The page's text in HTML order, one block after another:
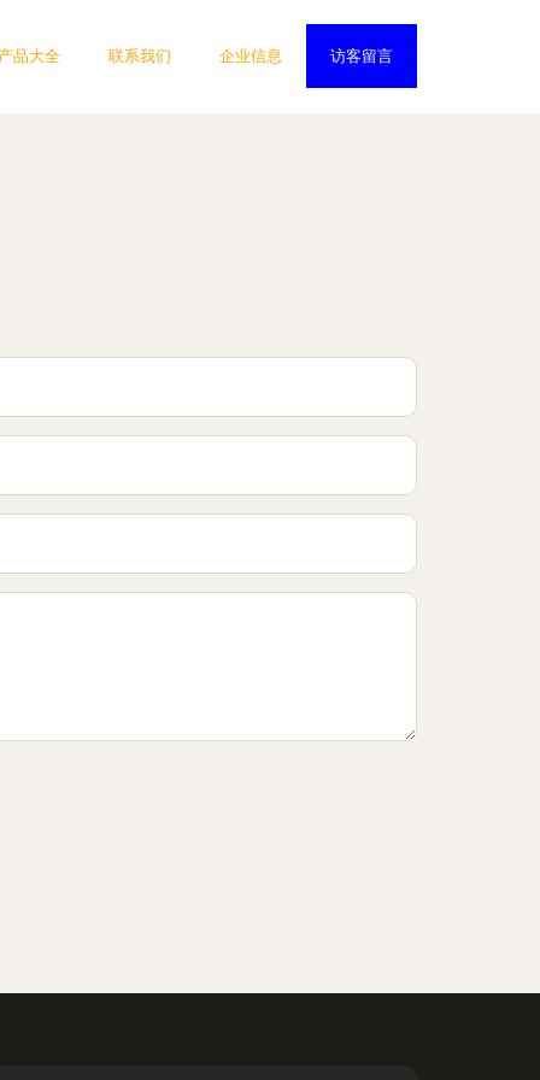
产品大全 联系我们 企业信息 访客留言